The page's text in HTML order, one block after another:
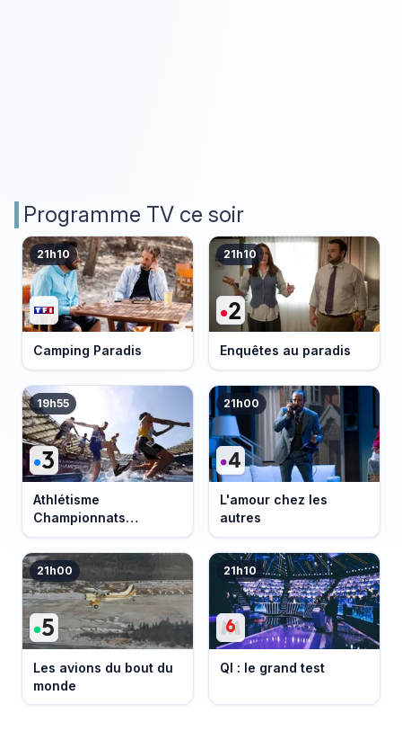
Programme TV ce soir
21h10
Camping Paradis
21h10
Enquêtes au paradis
19h55
Athlétisme
Championnats
d'Europe 2026
21h00
L'amour chez les
autres
21h00
Les avions du bout du
monde
21h10
QI : le grand test